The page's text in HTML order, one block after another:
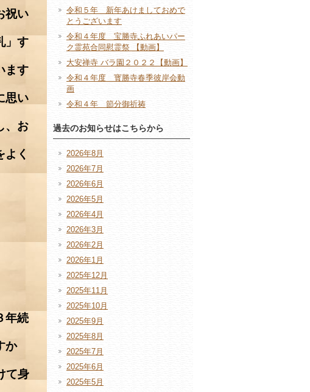
祝い
」す
ます
思い
、お
く
年続
か
て身
令和５年 新年あけましておめで
とうございます
令和４年度 宝勝寺ふれあいパー
ク霊苑合同慰霊祭 【動画】
大安禅寺 バラ園２０２２【動画】
令和４年度 寳勝寺春季彼岸会動
画
令和４年 節分御祈祷
過去のお知らせはこちらから
2026年8月
2026年7月
2026年6月
2026年5月
2026年4月
2026年3月
2026年2月
2026年1月
2025年12月
2025年11月
2025年10月
2025年9月
2025年8月
2025年7月
2025年6月
2025年5月